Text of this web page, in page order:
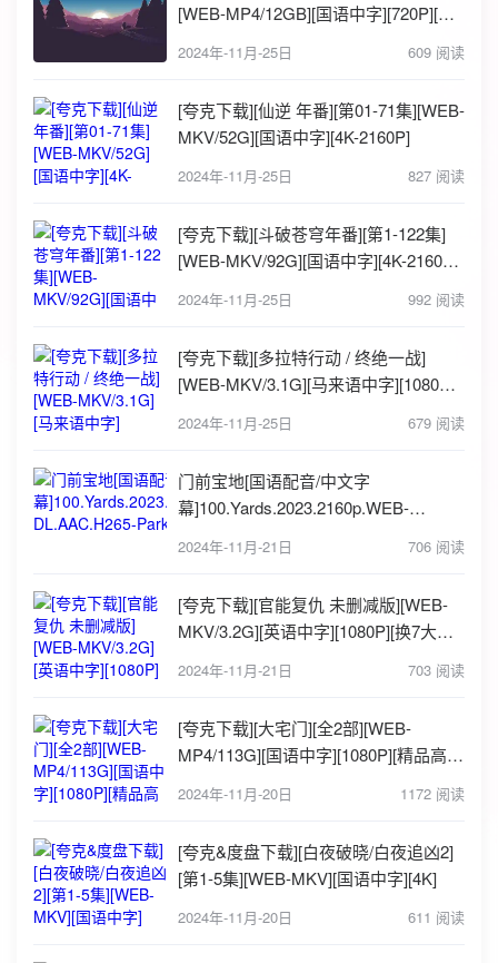
[WEB-MP4/12GB][国语中字][720P][爽
2024年-11月-25日 609 阅读
[夸克下载][仙逆 年番][第01-71集][WEB-
MKV/52G][国语中字][4K-2160P]
2024年-11月-25日 827 阅读
[夸克下载][斗破苍穹年番][第1-122集]
[WEB-MKV/92G][国语中字][4K-2160P]
2024年-11月-25日 992 阅读
[夸克下载][多拉特行动 / 终绝一战]
[WEB-MKV/3.1G][马来语中字][1080P]
2024年-11月-25日 679 阅读
门前宝地[国语配音/中文字
幕]100.Yards.2023.2160p.WEB-
2024年-11月-21日 706 阅读
[夸克下载][官能复仇 未删减版][WEB-
MKV/3.2G][英语中字][1080P][换7大派
2024年-11月-21日 703 阅读
[夸克下载][大宅门][全2部][WEB-
MP4/113G][国语中字][1080P][精品高分
2024年-11月-20日 1172 阅读
[夸克&度盘下载][白夜破晓/白夜追凶2]
[第1-5集][WEB-MKV][国语中字][4K]
2024年-11月-20日 611 阅读